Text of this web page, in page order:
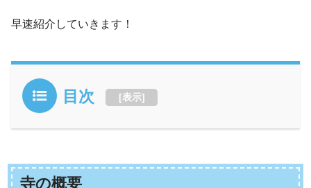
早速紹介していきます！
目次 [表示]
寺の概要